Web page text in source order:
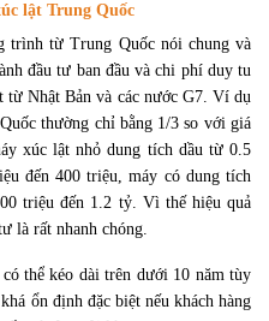
lật Trung Quốc
trình từ Trung Quốc nói chung và
đầu tư ban đầu và chi phí duy tu
từ Nhật Bản và các nước G7. Ví dụ
thường chỉ bằng 1/3 so với giá
xúc lật nhỏ dung tích dầu từ 0.5
đến 400 triệu, máy có dung tích
triệu đến 1.2 tỷ. Vì thế hiệu quả
là rất nhanh chóng.
thể kéo dài trên dưới 10 năm tùy
ổn định đặc biệt nếu khách hàng